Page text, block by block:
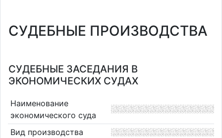
СУДЕБНЫЕ ПРОИЗВОДСТВА
СУДЕБНЫЕ ЗАСЕДАНИЯ В
ЭКОНОМИЧЕСКИХ СУДАХ
Наименование
экономического суда
Вид производства